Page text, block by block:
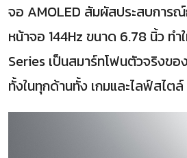
จอ AMOLED สัมผัสประสบการ
หน้าจอ 144Hz ขนาด 6.78 นิ้ว ท
Series เป็นสมาร์ทโฟนตัวจริงข
ทั้งในทุกด้านทั้ง เกมและไลฟ์สไตล์